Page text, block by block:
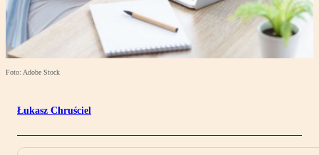
Foto: Adobe Stock
Łukasz Chruściel